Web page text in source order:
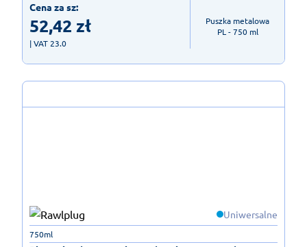
Cena za sz:
52,42 zł
| VAT 23.0
Puszka metalowa
PL - 750 ml
Uniwersalne
750ml